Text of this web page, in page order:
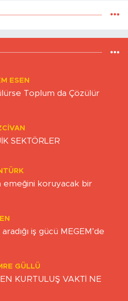
ESEN
Toplum da Çözülür
SEKTÖRLER
emeğini koruyacak bir
iş gücü MEGEM’de
GÜLLÜ
KURTULUŞ VAKTİ NE